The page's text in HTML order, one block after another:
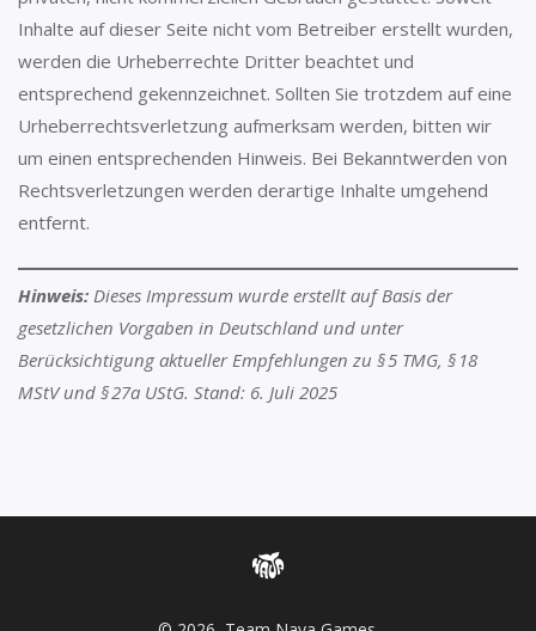
Inhalte auf dieser Seite nicht vom Betreiber erstellt wurden,
werden die Urheberrechte Dritter beachtet und
entsprechend gekennzeichnet. Sollten Sie trotzdem auf eine
Urheberrechtsverletzung aufmerksam werden, bitten wir
um einen entsprechenden Hinweis. Bei Bekanntwerden von
Rechtsverletzungen werden derartige Inhalte umgehend
entfernt.
Hinweis: Dieses Impressum wurde erstellt auf Basis der
gesetzlichen Vorgaben in Deutschland und unter
Berücksichtigung aktueller Empfehlungen zu § 5 TMG, § 18
MStV und § 27a UStG. Stand: 6. Juli 2025